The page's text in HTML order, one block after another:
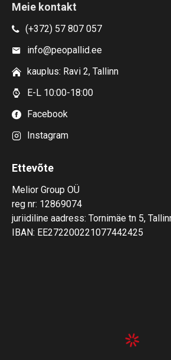
Meie kontakt
(+372) 57 807 057
info@peopallid.ee
kauplus: Ravi 2, Tallinn
E-L 10:00-18:00
Facebook
Instagram
Ettevõte
Melior Group OÜ
reg nr: 12869074
juriidiline aadress: Tornimäe tn 5,
IBAN: EE272200221077442425